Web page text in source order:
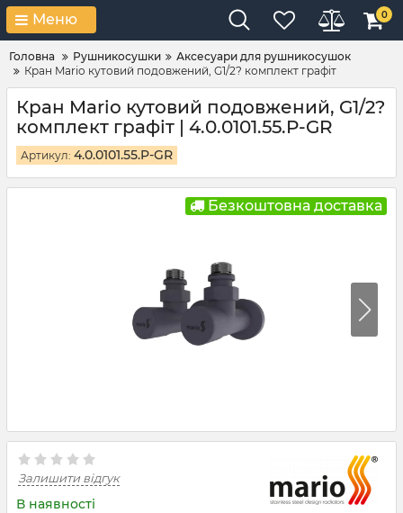
Меню 0
Головна Рушникосушки
Аксесуари для рушникосушок
Кран Mario кутовий подовжений, G1/2? комплект графіт
Кран Mario кутовий подовжений, G1/2?
комплект графіт | 4.0.0101.55.P-GR
Артикул: 4.0.0101.55.P-GR
Безкоштовна доставка
Залишити відгук
В наявності